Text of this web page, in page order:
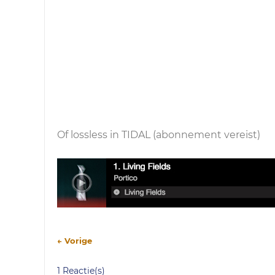
Of lossless in TIDAL (abonnement vereist)
← Vorige
1 Reactie(s)